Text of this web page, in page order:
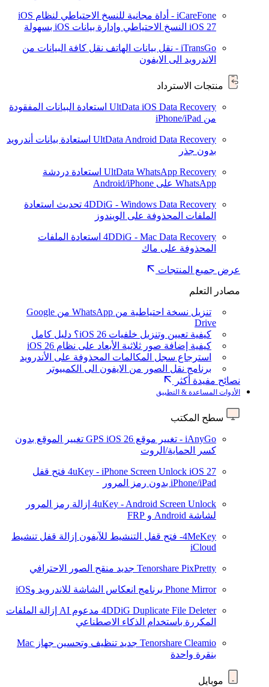
iCareFone - أداة مجانية للنسخ الاحتياطي لنظام iOS
iOS 27 النسخ الاحتياطي وإدارة بيانات iOS بسهولة
iTransGo - نقل بيانات الهاتف
نقل كافة البيانات من
الاندرويد الى الايفون
منتجات الاسترداد
UltData iOS Data Recovery استعادة البيانات المفقودة
من iPhone/iPad
UltData Android Data Recovery استعادة بيانات أندرويد
بدون جذر
UltData WhatsApp Recovery استعادة دردشة
WhatsApp على Android/iPhone
4DDiG - Windows Data Recovery تحديث استعادة
الملفات المحذوفة على الويندوز
4DDiG - Mac Data Recovery استعادة الملفات
المحذوفة على ماك
عرض جميع المنتجات
مصادر التعلم
تنزيل نسخة احتياطية من WhatsApp من Google
Drive
كيفية تعيين وتنزيل خلفيات iOS 26؟ دليل كامل
كيفية إضافة صور ثلاثية الأبعاد على نظام iOS 26
استرجاع سجل المكالمات المحذوفة على الأندرويد
برنامج نقل الصور من الايفون الى الكمبيوتر
نصائح مفيدة أكثر
الأدوات المساعدة & التطبيق
سطح المكتب
iAnyGo - تغيير موقع GPS iOS 26
تغيير الموقع بدون
كسر الحماية/الروت
4uKey - iPhone Screen Unlock iOS 27
فتح قفل
iPhone/iPad بدون رمز المرور
4uKey - Android Screen Unlock إزالة رمز المرور
لشاشة Android و FRP
4MeKey- فتح قفل التنشيط للآيفون
إزالة قفل تنشيط
iCloud
Tenorshare PixPretty جديد منقح الصور الاحترافي
Phone Mirror برنامج انعكاس الشاشة للاندرويد وiOS
4DDiG Duplicate File Deleter مدعوم AI
إزالة الملفات
المكررة باستخدام الذكاء الاصطناعي
Tenorshare Cleamio جديد
تنظيف وتحسين جهاز Mac
بنقرة واحدة
موبايل